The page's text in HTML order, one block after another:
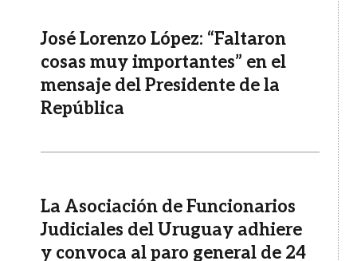
José Lorenzo López: “Faltaron
cosas muy importantes” en el
mensaje del Presidente de la
República
La Asociación de Funcionarios
Judiciales del Uruguay adhiere
y convoca al paro general de 24